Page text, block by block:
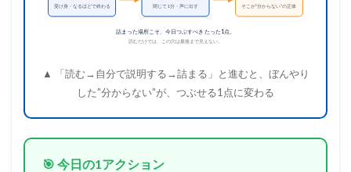
受け身・なるほどで終わる 閉じて1分・声に出す そこが”分からない”の正体
詰まった場所こそ、今日つぶすべき たった1点。
読むだけでは、この穴は最後まで見えない。
▲ 「読む→自分で説明する→詰まる」と進むと、ぼんやり
した”分からない”が、つぶせる1点に変わる
🎯 今日の1アクション